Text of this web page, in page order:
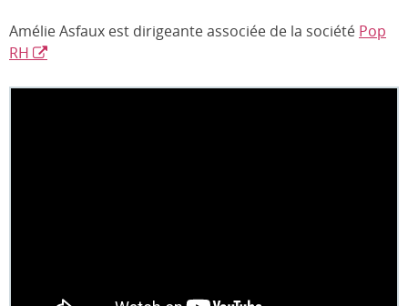
Amélie Asfaux est dirigeante associée de la société Pop
RH